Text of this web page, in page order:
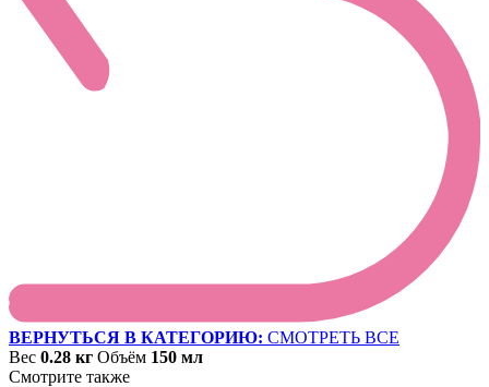
ВЕРНУТЬСЯ В КАТЕГОРИЮ: СМОТРЕТЬ ВСЕ
Вес 0.28 кг Объём 150 мл
Смотрите также